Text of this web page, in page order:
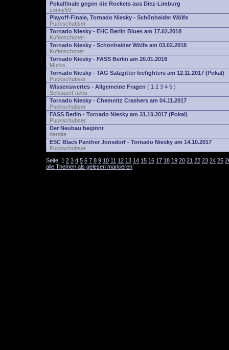
Pokalfinale gegen die Rockets aus Diez-Limburg
conny59
Playoff-Finale, Tornado Niesky - Schönheider Wölfe
Puckschubser
Tornado Niesky - EHC Berlin Blues am 17.02.2018
Kufenschoner
Tornado Niesky - Schönheider Wölfe am 03.02.2018
Kufenschoner
Tornado Niesky - FASS Berlin am 20.01.2018
Murks
Tornado Niesky - TAG Salzgitter Icefighters am 12.11.2017 (Pokal)
Puckschubser
Wissenswertes - Allgemeine Fragen ( 1 2 3 4 5 )
SchlauerFuchs
Tornado Niesky - Chemnitz Crashers am 04.11.2017
Puckschubser
FASS Berlin - Tornado Niesky am 31.10.2017 (Pokal)
Puckschubser
Der Neubau beginnt
deralte
ESC Black Panther Jonsdorf - Tornado Niesky am 14.10.2017
Puckschubser
Seite: 1 2 3 4 5 6 7 8 9 10 11 12 13 14 15 16 17 18 19 20 21 22 23 24 25
alle Themen als gelesen markieren